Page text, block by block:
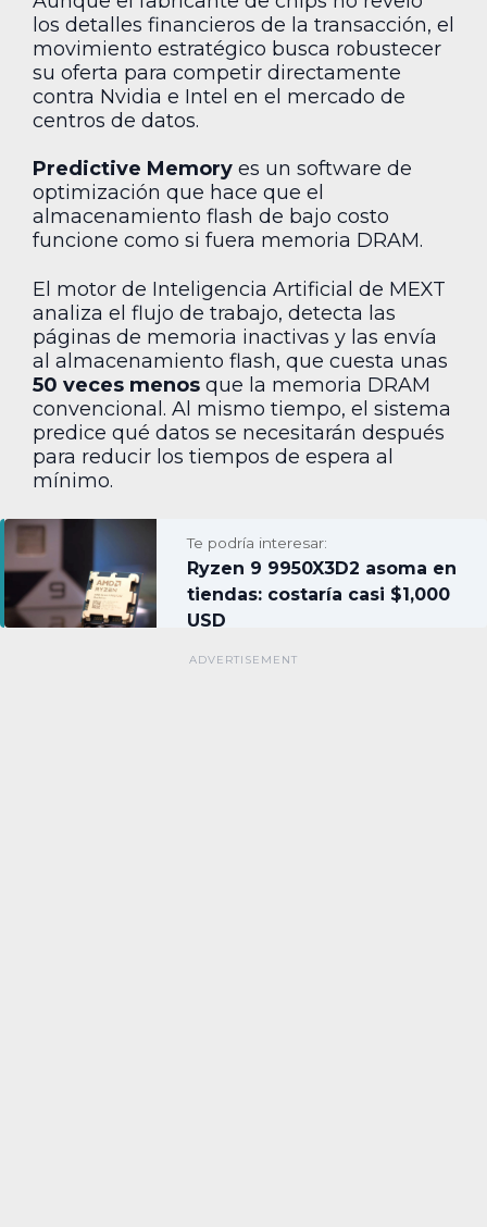
los detalles financieros de la transacción, el
movimiento estratégico busca robustecer
su oferta para competir directamente
contra Nvidia e Intel en el mercado de
centros de datos.
Predictive Memory es un software de
optimización que hace que el
almacenamiento flash de bajo costo
funcione como si fuera memoria DRAM.
El motor de Inteligencia Artificial de MEXT
analiza el flujo de trabajo, detecta las
páginas de memoria inactivas y las envía
al almacenamiento flash, que cuesta unas
50 veces menos que la memoria DRAM
convencional. Al mismo tiempo, el sistema
predice qué datos se necesitarán después
para reducir los tiempos de espera al
mínimo.
Te podría interesar:
Ryzen 9 9950X3D2 asoma en
tiendas: costaría casi $1,000
USD